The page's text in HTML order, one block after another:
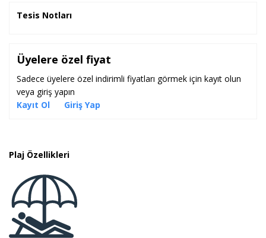
vermektedir.
Tesis Notları
Üyelere özel fiyat
Sadece üyelere özel indirimli fiyatları görmek için kayıt olun
veya giriş yapın
Kayıt Ol
Giriş Yap
Plaj Özellikleri